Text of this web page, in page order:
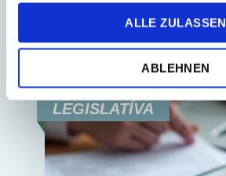
ALLE ZULASSEN
ABLEHNEN
LEGISLATÍVA